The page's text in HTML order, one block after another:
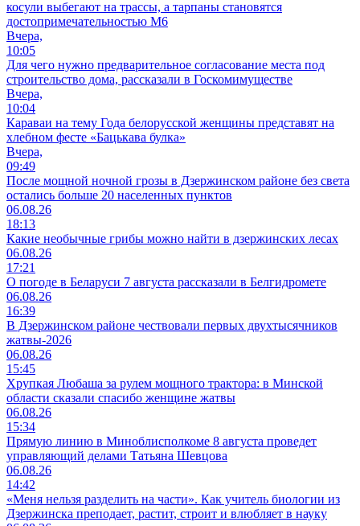
косули выбегают на трассы, а тарпаны становятся
достопримечательностью М6
Вчера,
10:05
Для чего нужно предварительное согласование места под
строительство дома, рассказали в Госкомимуществе
Вчера,
10:04
Караваи на тему Года белорусской женщины представят на
хлебном фесте «Бацькава булка»
Вчера,
09:49
После мощной ночной грозы в Дзержинском районе без света
остались больше 20 населенных пунктов
06.08.26
18:13
Какие необычные грибы можно найти в дзержинских лесах
06.08.26
17:21
О погоде в Беларуси 7 августа рассказали в Белгидромете
06.08.26
16:39
В Дзержинском районе чествовали первых двухтысячников
жатвы-2026
06.08.26
15:45
Хрупкая Любаша за рулем мощного трактора: в Минской
области сказали спасибо женщине жатвы
06.08.26
15:34
Прямую линию в Миноблисполкоме 8 августа проведет
управляющий делами Татьяна Шевцова
06.08.26
14:42
«Меня нельзя разделить на части». Как учитель биологии из
Дзержинска преподает, растит, строит и влюбляет в науку